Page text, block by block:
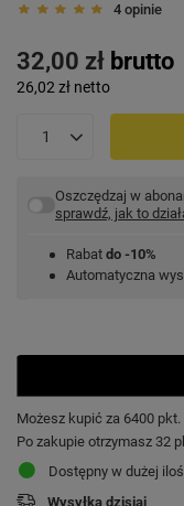
4 opinie
32,00 zł brutto
26,02 zł netto
Oszczędzaj w
sprawdź, jak to
Rabat do -10%
Automatyczna
Możesz kupić za 6400 pkt.
Po zakupie otrzymasz 32
Dostępny w dużej
Wysyłka dzisiaj